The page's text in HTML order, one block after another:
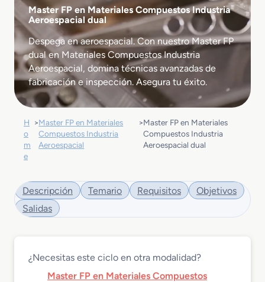
Master FP en Materiales Compuestos Industria
Aeroespacial dual
Despega en aeroespacial. Con nuestro Master FP
dual en Materiales Compuestos Industria
Aeroespacial, domina técnicas avanzadas de
fabricación e inspección. Asegura tu éxito.
H
o
m
e
>Master FP en Materiales
Compuestos Industria
Aeroespacial
>Master FP en Materiales
Compuestos Industria
Aeroespacial dual
Descripción Temario Requisitos
Objetivos
Salidas
¿Necesitas este ciclo en otra modalidad?
Master FP en Materiales Compuestos